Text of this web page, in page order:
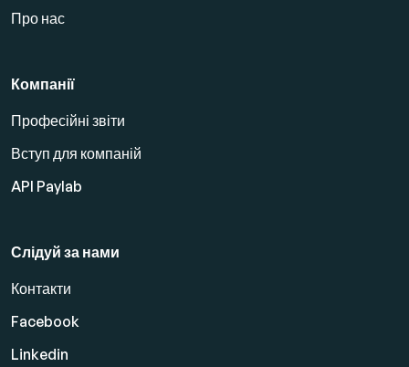
Про нас
Компанії
Професійні звіти
Вступ для компаній
API Paylab
Слідуй за нами
Контакти
Facebook
Linkedin